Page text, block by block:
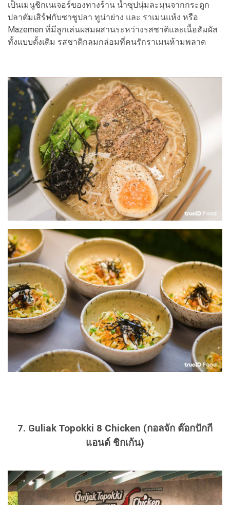
เป็นเมนูชิกเนเจอร์ของทางร้าน น้ำซุปนุ่มละมุนจากกระดูก
ปลาตัมเสิร์ฟกับซาชูปลา ทูน่าย่าง และ ราเมนแห้ง หรือ
Mazemen ที่มีลูกเล่นผสมผสานระหว่างรสซาติและเนื้อสัมผัส
ทั้งแบบดั้งเดิม รสชาติกลมกล่อมที่คนรักราเมนห้ามพลาด
7. Guliak Topokki 8 Chicken (กอลจัก ต๊อกปักกี
แอนด์ ชิกเก้น)